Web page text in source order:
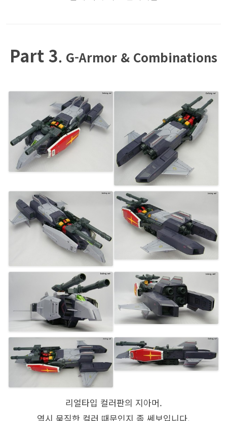
Part 3. G-Armor & Combinations
리얼타입 컬러판의 지아머.
역시 묵직한 컬러 때문인지 좀 쎄보입니다.